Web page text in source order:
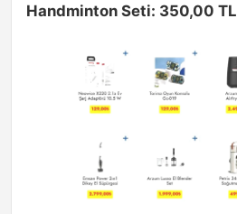
Handminton Seti: 350,00 TL